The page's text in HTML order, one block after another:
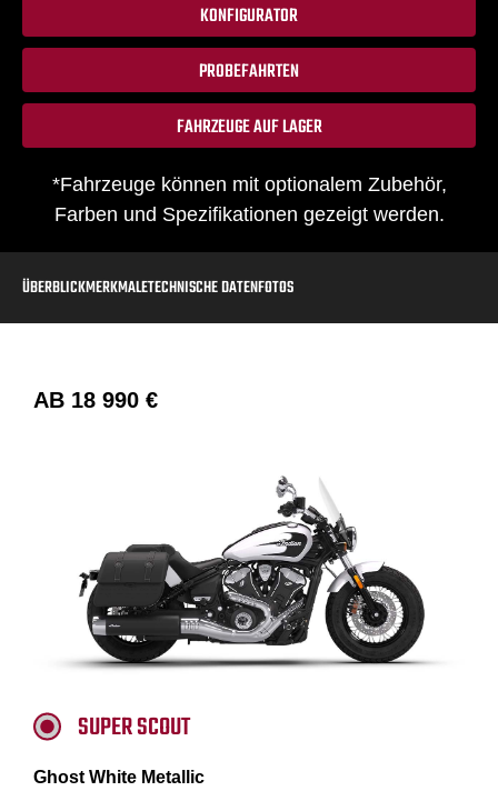
KONFIGURATOR
PROBEFAHRTEN
FAHRZEUGE AUF LAGER
*Fahrzeuge können mit optionalem Zubehör,
Farben und Spezifikationen gezeigt werden.
ÜBERBLICKMERKMALETECHNISCHE DATENFOTOS
AB 18 990 €
SUPER SCOUT
Ghost White Metallic